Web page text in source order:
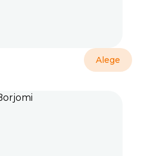
Alege